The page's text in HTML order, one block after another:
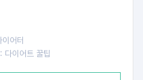
어터
다이어트 꿀팁